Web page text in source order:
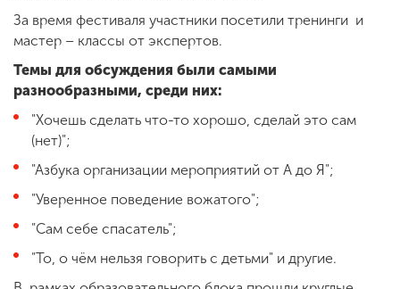
За время фестиваля участники посетили тренинги и
мастер – классы от экспертов.
Темы для обсуждения были самыми
разнообразными, среди них:
"Хочешь сделать что-то хорошо, сделай это сам
(нет)";
"Азбука организации мероприятий от А до Я";
"Уверенное поведение вожатого";
"Сам себе спасатель";
"То, о чём нельзя говорить с детьми" и другие.